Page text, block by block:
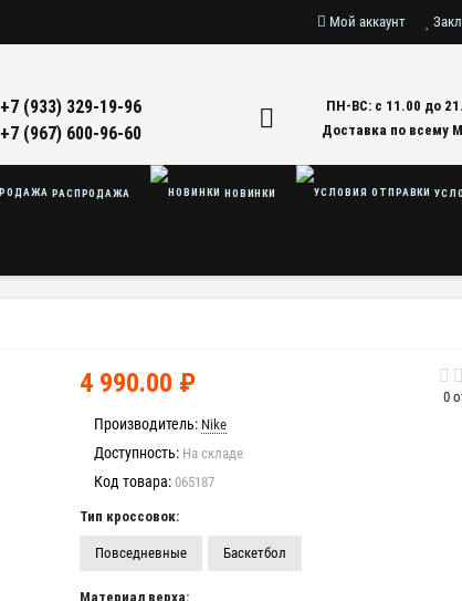
Мой аккаунт
+7 (933) 329-19-96
+7 (967) 600-96-60
ПН-ВС: с 11.00 до
Доставка по всему
РАСПРОДАЖА НОВИНКИ
0
4 990.00 ₽
Производитель: Nike
Доступность:На складе
Код товара: 065187
Тип кроссовок:
Повседневные Баскетбол
Материал верха: